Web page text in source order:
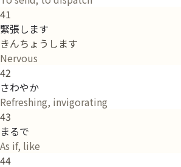
41
緊張します
きんちょうします
Nervous
42
さわやか
Refreshing, invigorating
43
まるで
As if, like
44